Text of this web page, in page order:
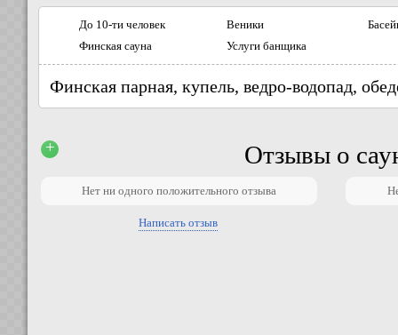
До 10-ти человек
Финская сауна
Веники
Услуги банщика
Финская парная, купель, ведро-водопад,
+ Отзывы о
Нет ни одного положительного отзыва
Написать отзыв